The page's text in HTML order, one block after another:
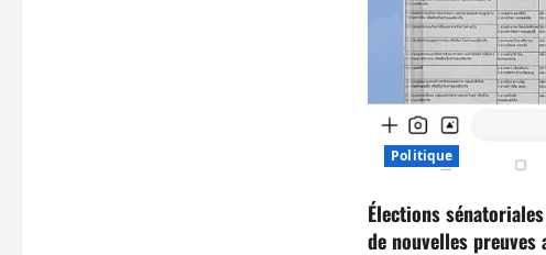
Politique
Élections
de nouvelles preuves